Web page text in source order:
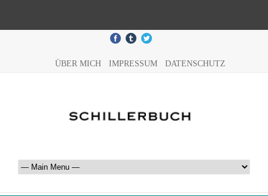
ÜBER MICH IMPRESSUM DATENSCHUTZ